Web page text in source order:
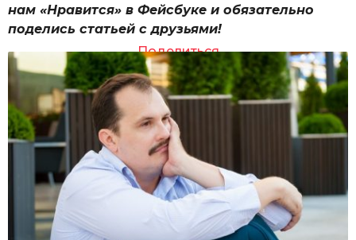
нам «Нравится» в Фейсбуке и обязательно
поделись статьей с друзьями!
Поделиться